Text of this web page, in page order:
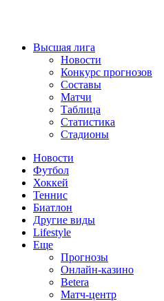
Высшая лига
Новости
Конкурс прогнозов
Составы
Матчи
Таблица
Статистика
Стадионы
Новости
Футбол
Хоккей
Теннис
Биатлон
Другие виды
Lifestyle
Еще
Прогнозы
Онлайн-казино
Betera
Матч-центр